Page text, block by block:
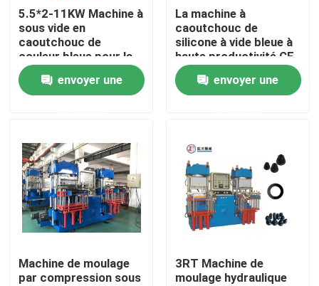
A propos de nous
Visite d'usine
Contrôle de la qualité
Contact
nouvelles
Demande de soumission
VR SHOW
5.5*2-11KW Machine à
sous vide en
caoutchouc de
couleur bleue pour la
fabrication de
produits de cuisine
envoyer une
La machine à
caoutchouc de
silicone à vide bleue à
haute productivité CE
pour la fabrication de
produits en
caoutchouc de
envoyer une
Machine de moulage
par compression sous
3RT Machine de
moulage hydraulique